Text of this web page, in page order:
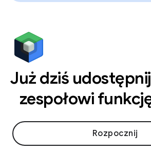
Już dziś
zespołowi
Rozpocznij